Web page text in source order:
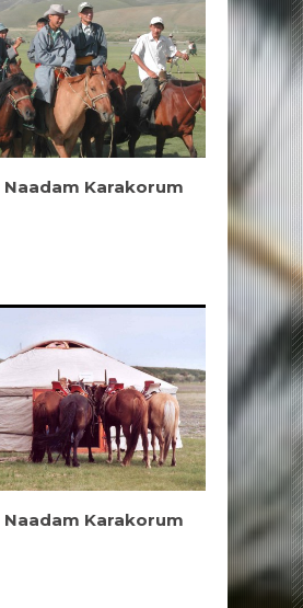
Naadam Karakorum
Naadam Karakorum